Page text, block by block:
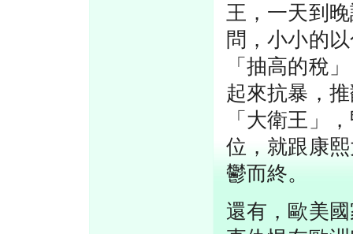
王，一天到
問，小小的
「抽高的稅
起來抗暴，
「大衛王」
位，就跟康
鬱而終。
還有，歐美